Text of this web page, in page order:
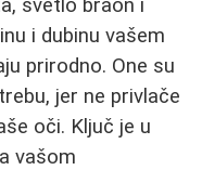
svetlo braon i
i dubinu vašem
prirodno. One su
jer ne privlače
oči. Ključ je u
vašom